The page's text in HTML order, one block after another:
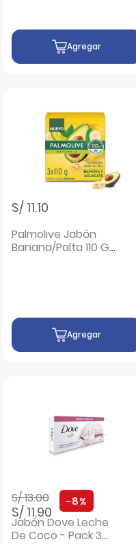
Agregar
S/ 11.10
Palmolive Jabón
Banana/Palta 110 G
Agregar
Precio rebajado de
S/ 13.00a
S/ 11.90
-8%
Jabón Dove Leche
De Coco - Pack 3